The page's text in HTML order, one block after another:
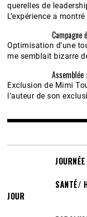
querelles de
L’expérience a montré
Optimisation d’une
me semblait bizarre
Exclusion de Mimi
l’auteur de son
SANTÉ/
JOUR